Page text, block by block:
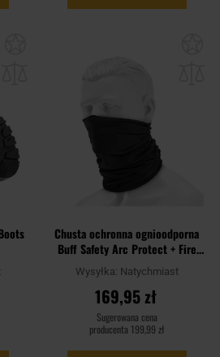
Chusta ochronna ognioodporna
Buff Safety Arc Protect + Fire
Resistant - Solid Paris Blue
Wysyłka: Natychmiast
169,95 zł
Sugerowana cena
producenta 199,99 zł